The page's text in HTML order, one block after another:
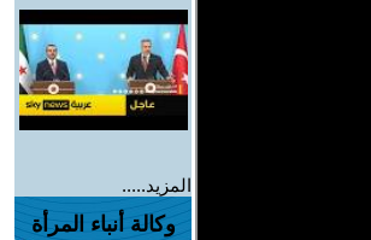
المزيد.....
وكالة أنباء المرأة